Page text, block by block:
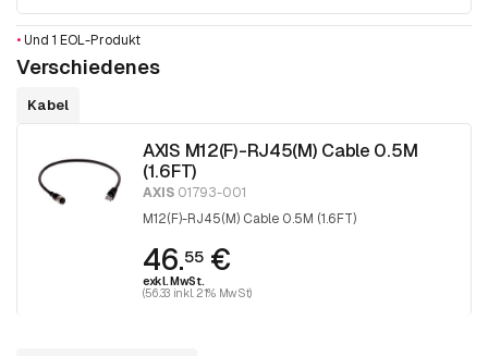
• Und 1 EOL-Produkt
Verschiedenes
Kabel
AXIS M12(F)-RJ45(M) Cable 0.5M
(1.6FT)
AXIS 01793-001
M12(F)-RJ45(M) Cable 0.5M (1.6FT)
46.55 €
exkl. MwSt.
(56.33 inkl. 21% MwSt)